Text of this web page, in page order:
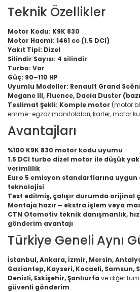
Teknik Özellikler
Motor Kodu: K9K 830
Motor Hacmi: 1461 cc (1.5 DCI)
Yakıt Tipi: Dizel
Silindir Sayısı: 4 silindir
Turbo: Var
Güç: 90–110 HP
Uyumlu Modeller: Renault Grand
Megane III, Fluence, Dacia Duster
Teslimat Şekli: Komple motor (motor
emme–egzoz manifoldları, karter, motor
Avantajları
%100 K9K 830 motor kodu uyumu
1.5 DCI turbo dizel motor ile düşük
verimlilik
Euro 5 emisyon standartlarına
teknolojisi
Test edilmiş, çalışır durumda orijinal
Montaja hazır – ekstra işlem veya
CTN Otomotiv teknik danışmanlık,
gönderim avantajı
Türkiye Geneli Aynı
İstanbul, Ankara, İzmir, Mersin,
Gaziantep, Kayseri, Kocaeli, Samsun,
Denizli, Eskişehir, Şanlıurfa ve diğer
güvenli gönderim.